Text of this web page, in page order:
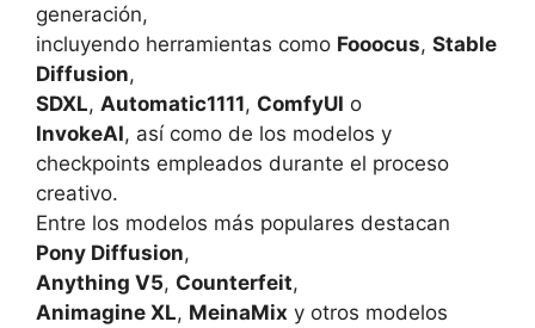
generación,
incluyendo herramientas como Fooocus, Stable
Diffusion,
SDXL, Automatic1111, ComfyUI o
InvokeAI, así como de los modelos y
checkpoints empleados durante el proceso
creativo.
Entre los modelos más populares destacan
Pony Diffusion,
Anything V5, Counterfeit,
Animagine XL, MeinaMix y otros modelos